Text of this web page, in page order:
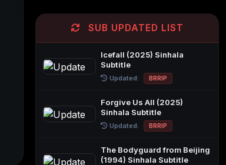
SUB UPDATED LIST
Icefall (2025) Sinhala
Subtitle
Updated: BRRIP
Forgive Us All (2025)
Sinhala Subtitle
Updated: BRRIP
The Bodyguard from Beijing
(1994) Sinhala Subtitle